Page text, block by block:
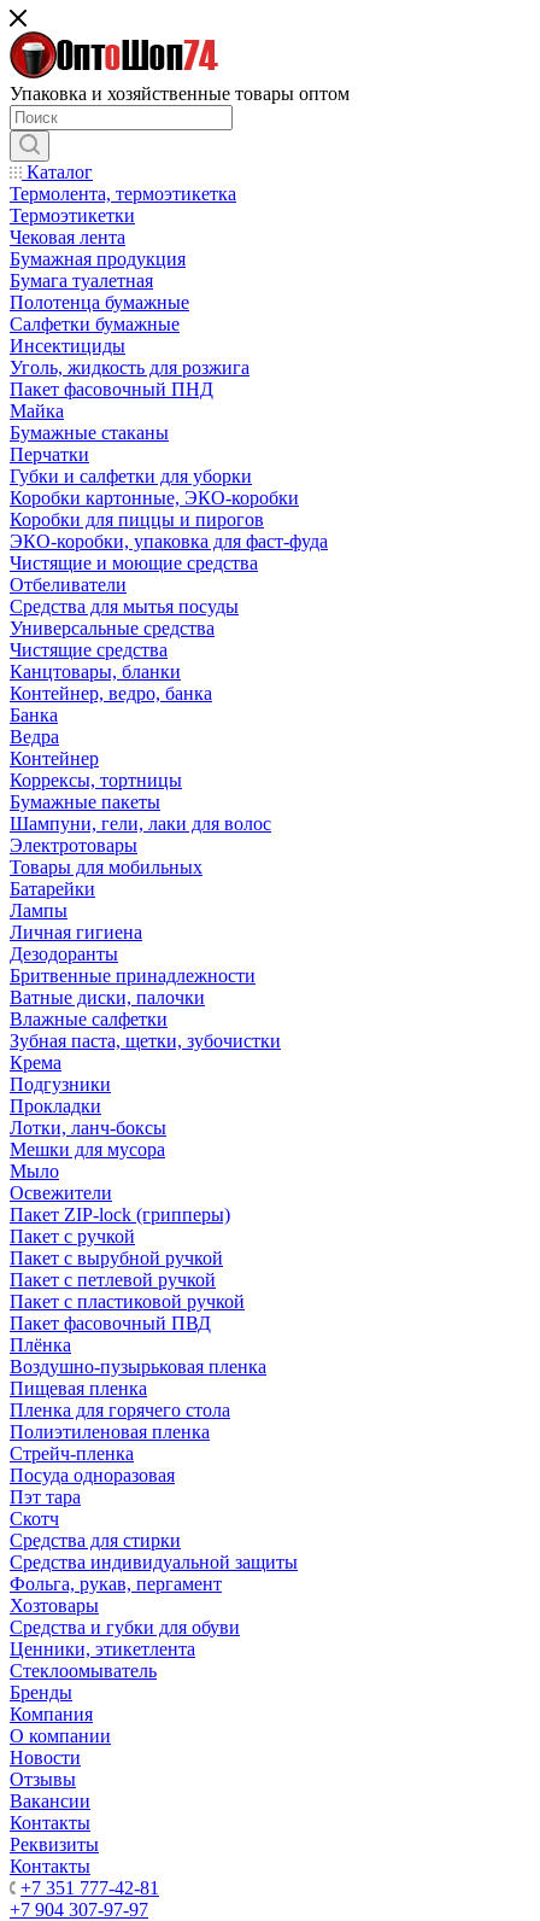
Упаковка и хозяйственные товары оптом
Каталог
Термолента, термоэтикетка
Термоэтикетки
Чековая лента
Бумажная продукция
Бумага туалетная
Полотенца бумажные
Салфетки бумажные
Инсектициды
Уголь, жидкость для розжига
Пакет фасовочный ПНД
Майка
Бумажные стаканы
Перчатки
Губки и салфетки для уборки
Коробки картонные, ЭКО-коробки
Коробки для пиццы и пирогов
ЭКО-коробки, упаковка для фаст-фуда
Чистящие и моющие средства
Отбеливатели
Средства для мытья посуды
Универсальные средства
Чистящие средства
Канцтовары, бланки
Контейнер, ведро, банка
Банка
Ведра
Контейнер
Коррексы, тортницы
Бумажные пакеты
Шампуни, гели, лаки для волос
Электротовары
Товары для мобильных
Батарейки
Лампы
Личная гигиена
Дезодоранты
Бритвенные принадлежности
Ватные диски, палочки
Влажные салфетки
Зубная паста, щетки, зубочистки
Крема
Подгузники
Прокладки
Лотки, ланч-боксы
Мешки для мусора
Мыло
Освежители
Пакет ZIP-lock (грипперы)
Пакет с ручкой
Пакет с вырубной ручкой
Пакет с петлевой ручкой
Пакет с пластиковой ручкой
Пакет фасовочный ПВД
Плёнка
Воздушно-пузырьковая пленка
Пищевая пленка
Пленка для горячего стола
Полиэтиленовая пленка
Стрейч-пленка
Посуда одноразовая
Пэт тара
Скотч
Средства для стирки
Средства индивидуальной защиты
Фольга, рукав, пергамент
Хозтовары
Средства и губки для обуви
Ценники, этикетлента
Стеклоомыватель
Бренды
Компания
О компании
Новости
Отзывы
Вакансии
Контакты
Реквизиты
Контакты
+7 351 777-42-81
+7 904 307-97-97